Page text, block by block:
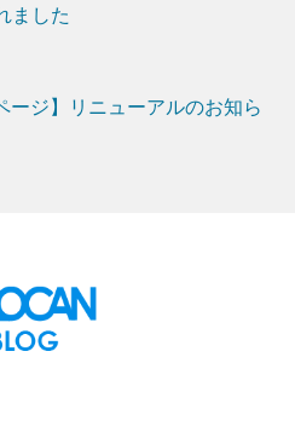
ました
ージ】リニューアルのお知ら